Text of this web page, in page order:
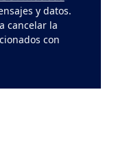
y datos.
cancelar la
con